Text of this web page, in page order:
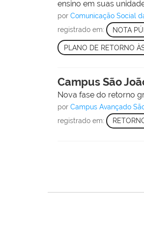
ensino em suas
porComunicação Social
registrado em: NOTA
PLANO DE RETORNO
Campus São
Nova fase do retorno
porCampus Avançado
registrado em: